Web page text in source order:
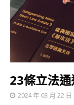
23條立法
2024 年 03 月 22 日